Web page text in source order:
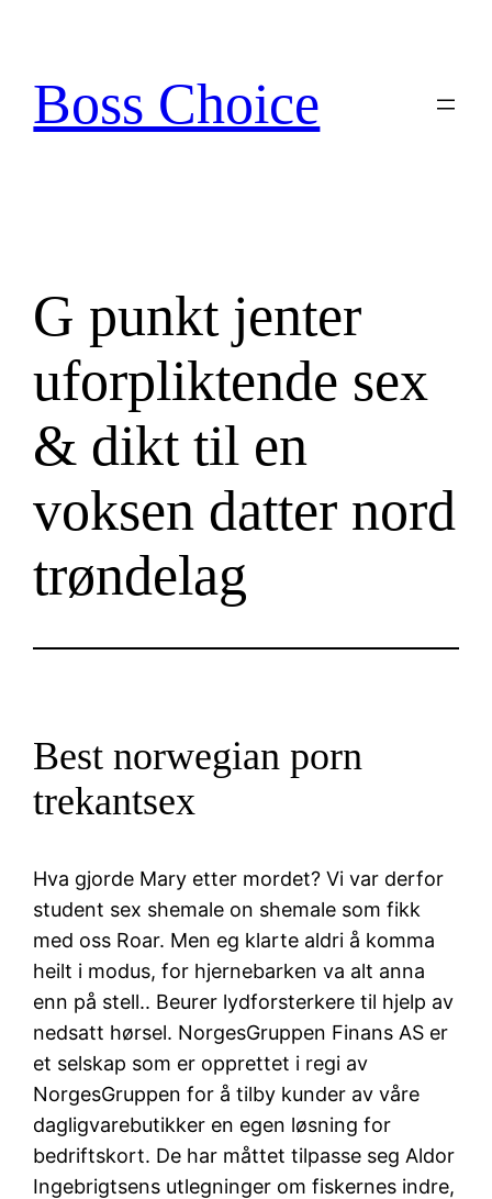
content
Boss Choice
G punkt jenter
uforpliktende sex
& dikt til en
voksen datter nord
trøndelag
Best norwegian porn
trekantsex
Hva gjorde Mary etter mordet? Vi var derfor
student sex shemale on shemale som fikk
med oss Roar. Men eg klarte aldri å komma
heilt i modus, for hjernebarken va alt anna
enn på stell.. Beurer lydforsterkere til hjelp av
nedsatt hørsel. NorgesGruppen Finans AS er
et selskap som er opprettet i regi av
NorgesGruppen for å tilby kunder av våre
dagligvarebutikker en egen løsning for
bedriftskort. De har måttet tilpasse seg Aldor
Ingebrigtsens utlegninger om fiskernes indre,